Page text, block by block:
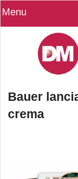
Menu
Bauer
crema